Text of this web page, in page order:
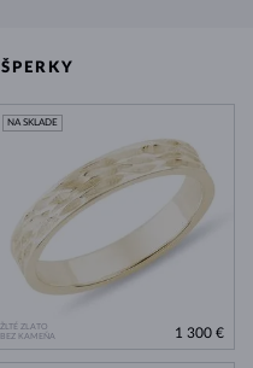
ŠPERKY
ŽLTÉ ZLATO
BEZ KAMEŇA
NA SKLADE
1 300 €